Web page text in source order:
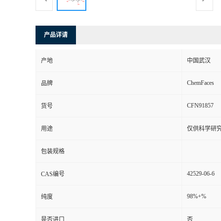
产品详请
产地 中国武汉
品牌 ChemFaces
货号 CFN91857
用途 仅供科学研
包装规格
CAS编号 42529-06-6
纯度 98%+%
是否进口 否